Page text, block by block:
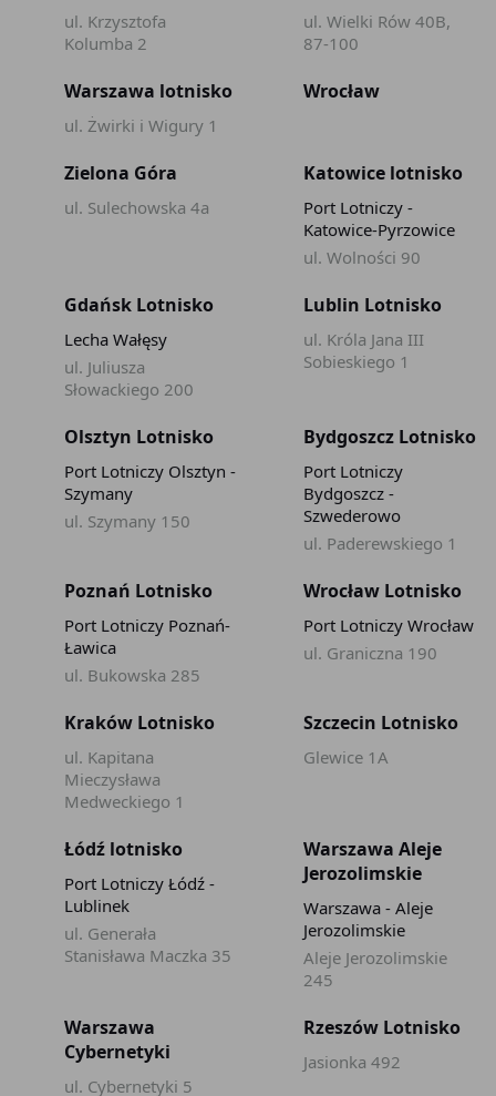
ul. Krzysztofa
Kolumba 2
ul. Wielki Rów 40B,
87-100
Warszawa lotnisko
ul. Żwirki i Wigury 1
Wrocław
Zielona Góra
ul. Sulechowska 4a
Katowice lotnisko
Port Lotniczy -
Katowice-Pyrzowice
ul. Wolności 90
Gdańsk Lotnisko
Lecha Wałęsy
ul. Juliusza
Słowackiego 200
Lublin Lotnisko
ul. Króla Jana III
Sobieskiego 1
Olsztyn Lotnisko
Port Lotniczy Olsztyn -
Szymany
ul. Szymany 150
Bydgoszcz Lotnisko
Port Lotniczy
Bydgoszcz -
Szwederowo
ul. Paderewskiego 1
Poznań Lotnisko
Port Lotniczy Poznań-
Ławica
ul. Bukowska 285
Wrocław Lotnisko
Port Lotniczy Wrocław
ul. Graniczna 190
Kraków Lotnisko
ul. Kapitana
Mieczysława
Medweckiego 1
Szczecin Lotnisko
Glewice 1A
Łódź lotnisko
Port Lotniczy Łódź -
Lublinek
ul. Generała
Stanisława Maczka 35
Warszawa Aleje
Jerozolimskie
Warszawa - Aleje
Jerozolimskie
Aleje Jerozolimskie
245
Warszawa
Cybernetyki
ul. Cybernetyki 5
Rzeszów Lotnisko
Jasionka 492